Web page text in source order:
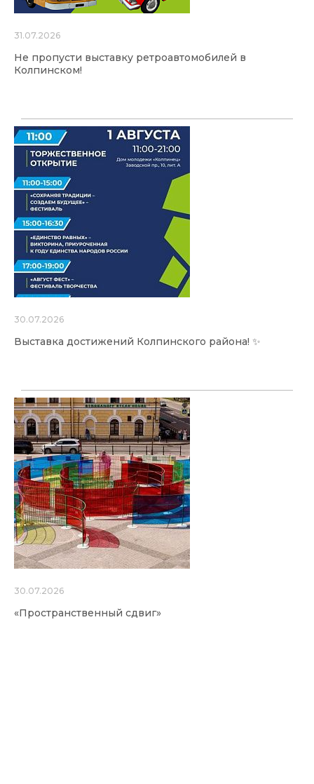
31.07.2026
Не пропусти выставку ретроавтомобилей в
Колпинском!
30.07.2026
Выставка достижений Колпинского района! ✨
30.07.2026
«Пространственный сдвиг»